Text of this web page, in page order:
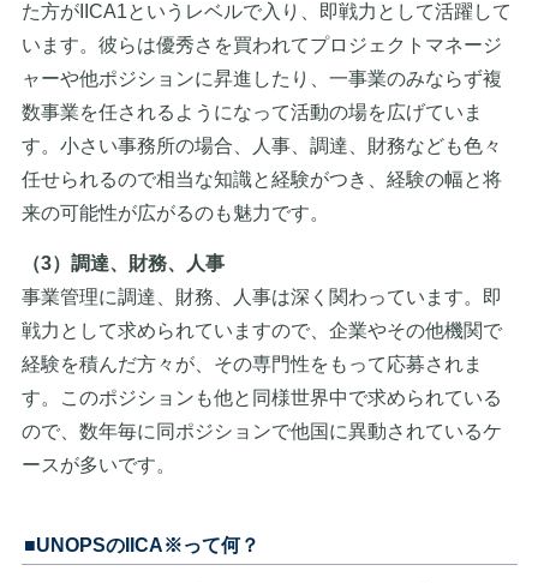
た方がIICA1というレベルで入り、即戦力として活躍して
います。彼らは優秀さを買われてプロジェクトマネージ
ャーや他ポジションに昇進したり、一事業のみならず複
数事業を任されるようになって活動の場を広げていま
す。小さい事務所の場合、人事、調達、財務なども色々
任せられるので相当な知識と経験がつき、経験の幅と将
来の可能性が広がるのも魅力です。
（3）調達、財務、人事
事業管理に調達、財務、人事は深く関わっています。即
戦力として求められていますので、企業やその他機関で
経験を積んだ方々が、その専門性をもって応募されま
す。このポジションも他と同様世界中で求められている
ので、数年毎に同ポジションで他国に異動されているケ
ースが多いです。
■UNOPSのIICA※って何？